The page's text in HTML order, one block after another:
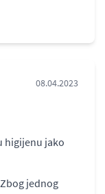
08.04.2023
higijenu jako
jednog